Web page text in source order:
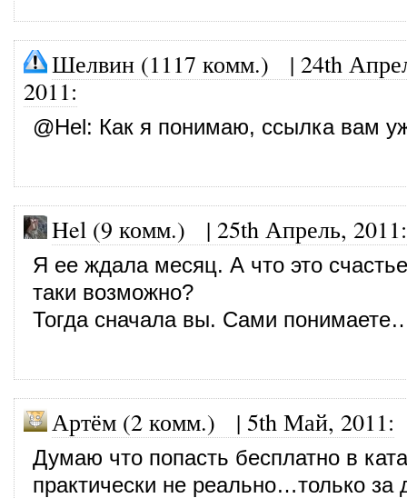
Шелвин (1117 комм.) | 24th
2011:
@Hel: Как я понимаю, ссылка вам
Hel (9 комм.) | 25th Апрель, 2011:
Я ее ждала месяц. А что это
таки возможно?
Тогда сначала вы. Сами
Артём (2 комм.) | 5th Май, 2011:
Думаю что попасть бесплатно в
практически не реально…только за